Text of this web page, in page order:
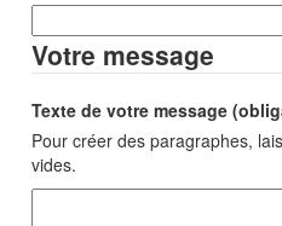
Votre message
Texte de votre message
Pour créer des paragraphes,
vides.